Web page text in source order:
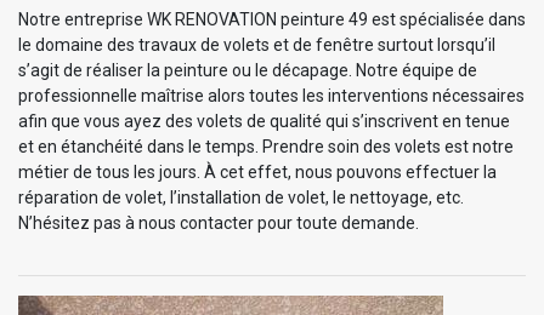
Notre entreprise WK RENOVATION peinture 49 est spécialisée dans
le domaine des travaux de volets et de fenêtre surtout lorsqu’il
s’agit de réaliser la peinture ou le décapage. Notre équipe de
professionnelle maîtrise alors toutes les interventions nécessaires
afin que vous ayez des volets de qualité qui s’inscrivent en tenue
et en étanchéité dans le temps. Prendre soin des volets est notre
métier de tous les jours. À cet effet, nous pouvons effectuer la
réparation de volet, l’installation de volet, le nettoyage, etc.
N’hésitez pas à nous contacter pour toute demande.